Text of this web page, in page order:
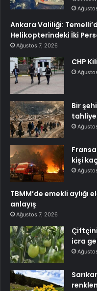
Ankara Valiliği:
Helikopterindeki İki
Ağustos 7, 2026
CHP
Bir
kişi
TBMM’de emekli
anlayış
Ağustos 7, 2026
icra